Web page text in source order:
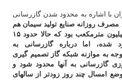
با اشاره به محدود شدن گازرسانی
مصرف روزانه صنایع تولید سیمان هم
قبل از آغاز فصل سرما ۲۰ میلیون مترمکعب بود که حالا حدود ۱۵
شده، اما درباره گازرسانی به
به موازنه شبکه گاز تصمیم گیری
گازرسانی به آنها محدود شود و
امسال چند روز زودتر از سالهای